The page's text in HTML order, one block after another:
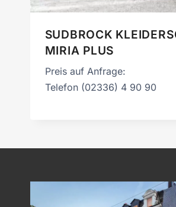
SUDBROCK
MIRIA PLUS
Preis auf Anfrage:
Telefon (02336) 4 90 90